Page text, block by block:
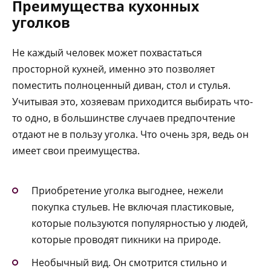
Преимущества кухонных
уголков
Не каждый человек может похвастаться
просторной кухней, именно это позволяет
поместить полноценный диван, стол и стулья.
Учитывая это, хозяевам приходится выбирать что-
то одно, в большинстве случаев предпочтение
отдают не в пользу уголка. Что очень зря, ведь он
имеет свои преимущества.
Приобретение уголка выгоднее, нежели
покупка стульев. Не включая пластиковые,
которые пользуются популярностью у людей,
которые проводят пикники на природе.
Необычный вид. Он смотрится стильно и